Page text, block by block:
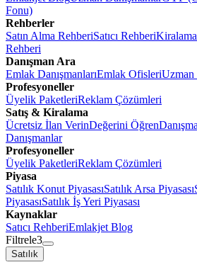
Fonu)
Rehberler
Satın Alma RehberiSatıcı Rehberi
Rehberi
Danışman Ara
Emlak DanışmanlarıEmlak OfisleriUzman
Profesyoneller
Üyelik PaketleriReklam Çözümleri
Satış & Kiralama
Ücretsiz İlan VerinDeğerini Öğren
Danışmanlar
Profesyoneller
Üyelik PaketleriReklam Çözümleri
Piyasa
Satılık Konut PiyasasıSatılık Arsa Piyasası
PiyasasıSatılık İş Yeri Piyasası
Kaynaklar
Satıcı RehberiEmlakjet Blog
Filtrele3
Satılık